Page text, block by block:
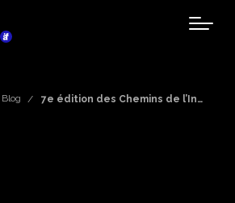
Blog 7e édition des Chemins de l’In…